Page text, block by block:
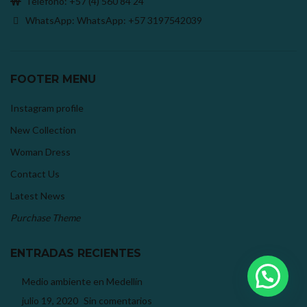
WhatsApp: WhatsApp: +57 3197542039
FOOTER MENU
Instagram profile
New Collection
Woman Dress
Contact Us
Latest News
Purchase Theme
ENTRADAS RECIENTES
Medio ambiente en Medellín
julio 19, 2020 Sin comentarios